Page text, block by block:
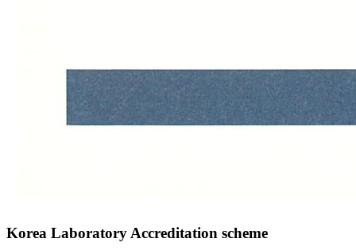
Korea Laboratory Accreditation scheme